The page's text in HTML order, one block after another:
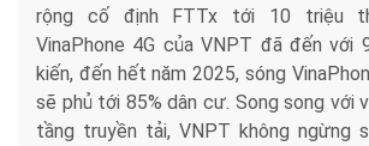
rộng cố định FTTx tới 10 triệu
VinaPhone 4G của VNPT đã đến với
kiến, đến hết năm 2025, sóng
sẽ phủ tới 85% dân cư. Song song với
tầng truyền tải, VNPT không ngừng